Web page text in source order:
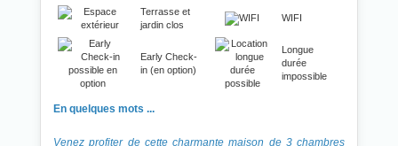
Terrasse et
jardin clos
WIFI
Early Check-
in (en option)
Longue
durée
impossible
En quelques mots ...
Venez profiter de cette charmante maison de 3 chambres